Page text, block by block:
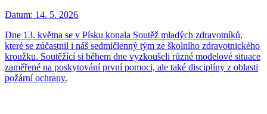
Datum: 14. 5. 2026
Dne 13. května se v Písku konala Soutěž mladých zdravotníků,
které se zúčastnil i náš sedmičlenný tým ze školního zdravotnického
kroužku. Soutěžící si během dne vyzkoušeli různé modelové situace
zaměřené na poskytování první pomoci, ale také disciplíny z oblasti
požární ochrany.